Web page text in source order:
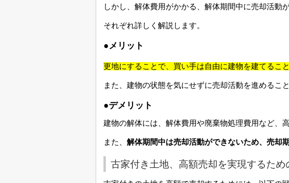
しかし、解体費用がかかる、解体期間中に売却活動
それぞれ詳しく解説します。
●メリット
更地にすることで、買い手は自由に建物を建てるこ
また、建物の状態を気にせずに売却活動を進めるこ
●デメリット
建物の解体には、解体費用や廃棄物処理費用など、
また、 解体期間中は売却活動ができないため、売却
古家付き土地、高額売却を実現するため